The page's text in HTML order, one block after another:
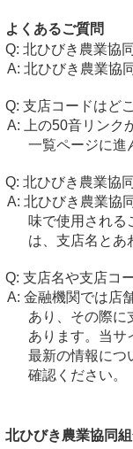
よくあるご質問
北ひびき農業協
北ひびき農業協
支店コードはど
上の50音リン
一覧ページに進
北ひびき農業協
北ひびき農業協
味で使用される
は、支店名とあ
支店名や支店コ
金融機関では店
あり、その際に
あります。当サ
最新の情報につ
確認ください。
北ひびき農業協同